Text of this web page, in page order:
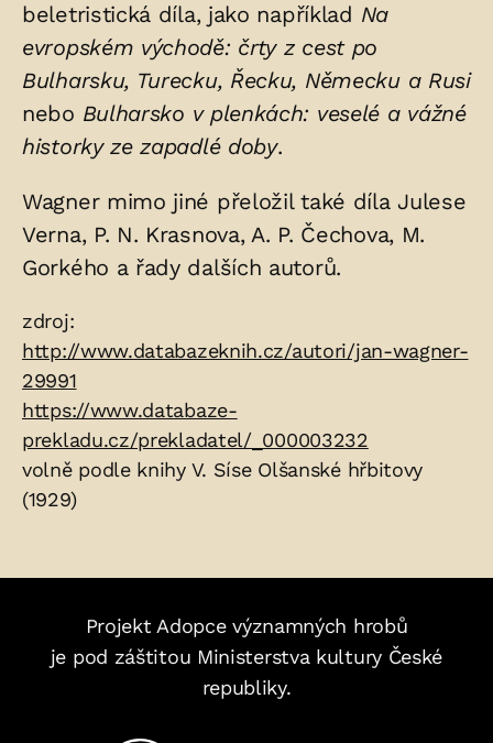
beletristická díla, jako například Na
evropském východě: črty z cest po
Bulharsku, Turecku, Řecku, Německu a Rusi
nebo Bulharsko v plenkách: veselé a vážné
historky ze zapadlé doby.
Wagner mimo jiné přeložil také díla Julese
Verna, P. N. Krasnova, A. P. Čechova, M.
Gorkého a řady dalších autorů.
Zdroje:
zdroj:
http://www.databazeknih.cz/autori/jan-wagner-
29991
https://www.databaze-
prekladu.cz/prekladatel/_000003232
volně podle knihy V. Síse Olšanské hřbitovy
(1929)
Projekt Adopce významných hrobů
je pod záštitou Ministerstva kultury České
republiky.